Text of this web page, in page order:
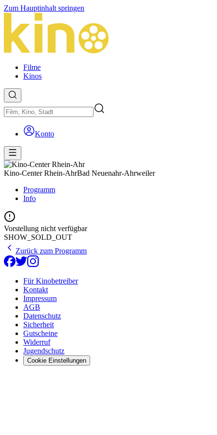
Zum Hauptinhalt springen
Filme
Kinos
Konto
Kino-Center Rhein-AhrBad Neuenahr-Ahrweiler
Programm
Info
Vorstellung nicht verfügbar
SHOW_SOLD_OUT
Zurück zum Programm
Für Kinobetreiber
Kontakt
Impressum
AGB
Datenschutz
Sicherheit
Gutscheine
Widerruf
Jugendschutz
Cookie Einstellungen